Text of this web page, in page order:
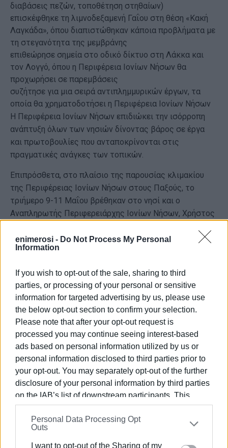
enimerosi - Do Not Process My Personal
Information
If you wish to opt-out of the sale, sharing to third
parties, or processing of your personal or sensitive
information for targeted advertising by us, please use
the below opt-out section to confirm your selection.
Please note that after your opt-out request is
processed you may continue seeing interest-based
ads based on personal information utilized by us or
personal information disclosed to third parties prior to
your opt-out. You may separately opt-out of the further
disclosure of your personal information by third parties
on the IAB’s list of downstream participants. This
information may also be disclosed by us to third parties
on theIAB’s List of Downstream Participants
that may
further disclose it to other third parties.
Personal Data Processing Opt
Outs
I want to opt-out of the Sharing of my
διαβάσεις πεζών, τοποθέτηση στηθαίων)
επισκέφθηκε τη λιμνοδεξαμενή Γαΐου στη θέση «Κακή
Λαγκάδα», όπου διαπιστώθηκαν κάποια προβλήματα με
τη στεγανότητα της μεμβράνης
επιθεώρησε σημεία στο οδικό δίκτυο στη Λάκκα και
τον Λογγό, όπου η Περιφέρεια Ιονίων Νήσων θα
προχωρήσει σε παρεμβάσεις
συζήτησε για μια σειρά αντιπλημμυρικών έργων, τα
οποία θα χρηματοδοτήσει η Περιφέρεια Ιονίων Νήσων
Η Περιφέρεια Ιονίων Νήσων επιδιώκει την ισόρροπη
ανάπτυξη όλων των νησιών δίνοντας βάρος σε έργα
και πρωτοβουλίες που ανταποκρίνονται στις
πραγματικές ανάγκες των τοπικών.
Επιπρόσθετα, στο πλαίσιο της παρουσίας κλιμακίου
της Περιφέρειας Ιονίων Νήσων στους Παξούς, το
τριήμερο 9-11 Μαΐου βρέθηκαν στο νησί και ο
Αναπληρωτής Περιφερειάρχης Ιονίων Νήσων, Χρήστος
Ενδοπεριφερειακών Συγκοινωνιών, Σπύρος Αργυρός,
εκπροσωπώντας τον Περιφερειάρχη Ιονίων Νήσων,
συναντήσεων με θεσμικούς φορείς του νησιού.
Κατά τη διάρκεια της παρουσίας τους συμμετείχαν στη
λιτάνευση της Παναγίας από την Παναγία Βελλανιτών
προς το Νησί της Παναγίας, καθώς και στη λιτάνευση
της εικόνας της Παναγίας Υπαπαντής από τον Ιερό Ναό
Αγίου Νικολάου Λογκού προς τον Ιερό Ναό Αγίου
Σπυρίδωνα Μαγαζιών.
Παράλληλα, εκπροσώπησαν την Περιφέρεια Ιονίων
Νήσων στον OPEN Διασυλλογικό Αγώνα Optimist &
ILCA4 «Θωμάς Γραμματικός», που διοργάνωσε με
επιτυχία ο Ναυτικός Αθλητικός Όμιλος Παξών. Οι
αγώνες αυτοί αποτέλεσαν σημαντικό γεγονός για την
τοπική νεολαία και τη ναυταθλητική δραστηριότητα